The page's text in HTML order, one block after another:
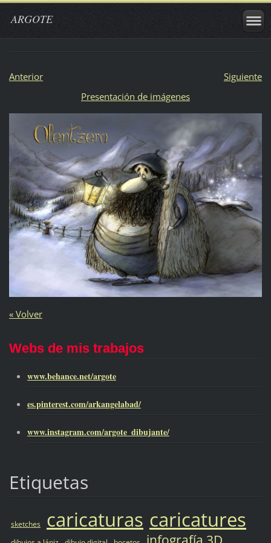
ARGOTE
Anterior
Siguiente
Presentación de imágenes
« Volver
Webs de mis trabajos
www.behance.net/argote
es.pinterest.com/arkangelabad/
www.instagram.com/argote_dibujante/
Etiquetas
sketches caricaturas caricatures